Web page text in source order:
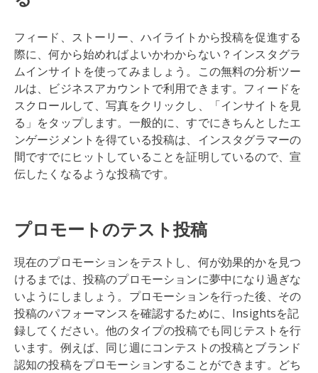
フィード、ストーリー、ハイライトから投稿を促進する
際に、何から始めればよいかわからない？インスタグラ
ムインサイトを使ってみましょう。この無料の分析ツー
ルは、ビジネスアカウントで利用できます。フィードを
スクロールして、写真をクリックし、「インサイトを見
る」をタップします。一般的に、すでにきちんとしたエ
ンゲージメントを得ている投稿は、インスタグラマーの
間ですでにヒットしていることを証明しているので、宣
伝したくなるような投稿です。
プロモートのテスト投稿
現在のプロモーションをテストし、何が効果的かを見つ
けるまでは、投稿のプロモーションに夢中になり過ぎな
いようにしましょう。プロモーションを行った後、その
投稿のパフォーマンスを確認するために、Insightsを記
録してください。他のタイプの投稿でも同じテストを行
います。例えば、同じ週にコンテストの投稿とブランド
認知の投稿をプロモーションすることができます。どち